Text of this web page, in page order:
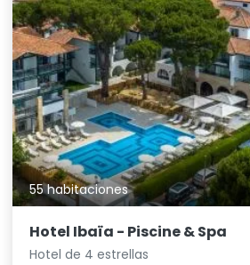
55 habitaciones
Hotel Ibaïa - Piscine & Spa
Hotel de 4 estrellas